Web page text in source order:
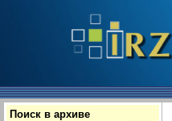
Поиск в архиве